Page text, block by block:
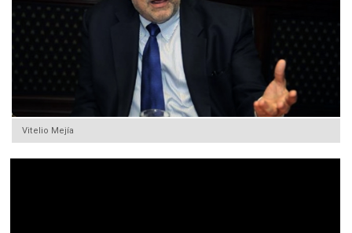
Vitelio Mejía